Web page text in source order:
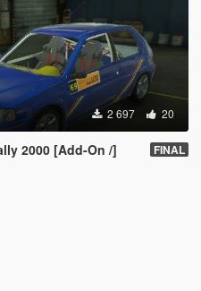
2 697 20
2000 [Add-On /] FINAL